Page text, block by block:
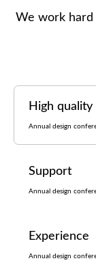
We work hard
High quality
Annual design
Support
Annual design
Experience
Annual design